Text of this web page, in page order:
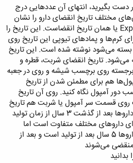
دست بگیرید، انتهای آن عددهایی درج
مختلف تاریخ انقضای دارو را نشان
می‌دهد. EXP مخفف Expiration یا همان تاریخ انقضاست. این تاریخ را
کرم‌ها و پمادهای تیوپی این تاریخ روی
می‌شود نوشته شده است. این تاریخ
می‌شود. تاریخ انقضای شربت، قطره و
روی برچسب شیشه و روی در جعبه
هم برای مطمئن شدن از تاریخ
دور آمپول نگاه کنید. روی آن تاریخ
قسمت سر آمپول یا شربت هم تاریخ
انقضا را نوشته باشند. معمولا داروها بعد از گذشت 3 سال از زمان تولید
داروهای مختلف متفاوت است اما
بیشترین زمان برای انقضای داروها 5 سال بعد از تولید است و بعد از
منقضی می‌شوند